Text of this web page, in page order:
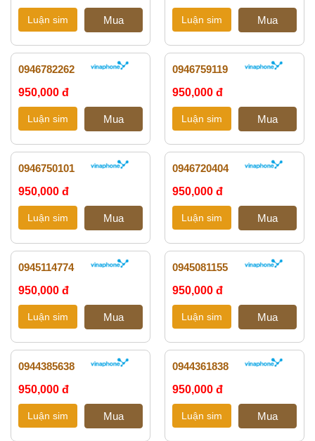
0946782262
950,000 đ
0946759119
950,000 đ
0946750101
950,000 đ
0946720404
950,000 đ
0945114774
950,000 đ
0945081155
950,000 đ
0944385638
950,000 đ
0944361838
950,000 đ